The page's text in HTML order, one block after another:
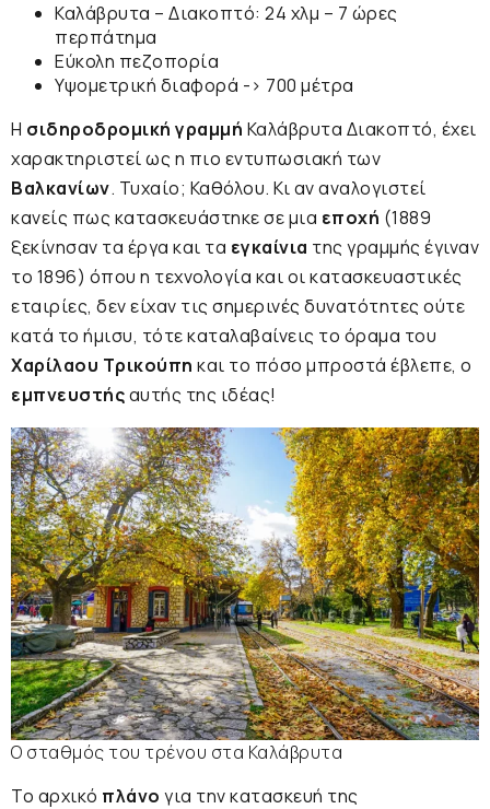
Καλάβρυτα – Διακοπτό: 24 χλμ – 7 ώρες
περπάτημα
Εύκολη πεζοπορία
Υψομετρική διαφορά -> 700 μέτρα
Η σιδηροδρομική γραμμή Καλάβρυτα Διακοπτό, έχει
χαρακτηριστεί ως η πιο εντυπωσιακή των
Βαλκανίων. Τυχαίο; Καθόλου. Κι αν αναλογιστεί
κανείς πως κατασκευάστηκε σε μια εποχή (1889
ξεκίνησαν τα έργα και τα εγκαίνια της γραμμής έγιναν
το 1896) όπου η τεχνολογία και οι κατασκευαστικές
εταιρίες, δεν είχαν τις σημερινές δυνατότητες ούτε
κατά το ήμισυ, τότε καταλαβαίνεις το όραμα του
Χαρίλαου Τρικούπη και το πόσο μπροστά έβλεπε, ο
εμπνευστήςαυτής της ιδέας!
Ο σταθμός του τρένου στα Καλάβρυτα
Το αρχικό πλάνο για την κατασκευή της